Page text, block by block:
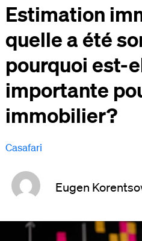
Estimation
quelle a été
pourquoi est-
importante
immobilier?
Casafari
Eugen